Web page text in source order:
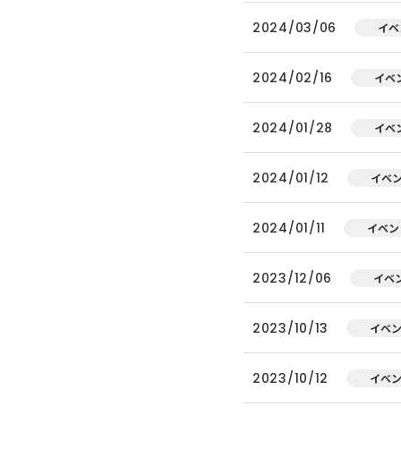
2024/03/06 イ
2024/02/16 イベ
2024/01/28 イベ
2024/01/12 イベ
2024/01/11 イベ
2023/12/06 イベ
2023/10/13 イベ
2023/10/12 イベ